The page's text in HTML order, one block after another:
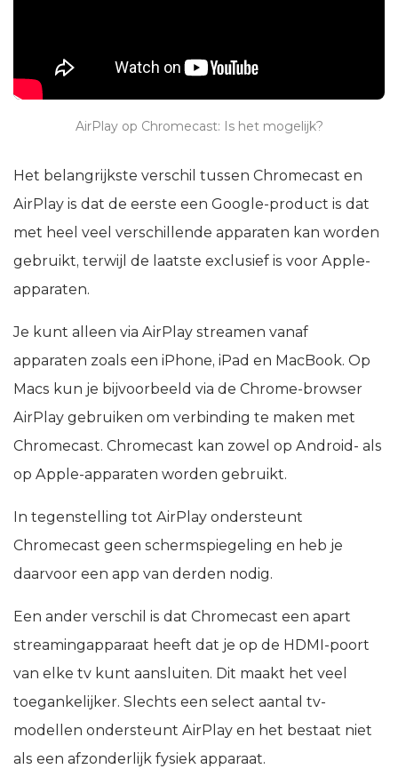
AirPlay op Chromecast: Is het mogelijk?
Het belangrijkste verschil tussen Chromecast en
AirPlay is dat de eerste een Google-product is dat
met heel veel verschillende apparaten kan worden
gebruikt, terwijl de laatste exclusief is voor Apple-
apparaten.
Je kunt alleen via AirPlay streamen vanaf
apparaten zoals een iPhone, iPad en MacBook. Op
Macs kun je bijvoorbeeld via de Chrome-browser
AirPlay gebruiken om verbinding te maken met
Chromecast. Chromecast kan zowel op Android- als
op Apple-apparaten worden gebruikt.
In tegenstelling tot AirPlay ondersteunt
Chromecast geen schermspiegeling en heb je
daarvoor een app van derden nodig.
Een ander verschil is dat Chromecast een apart
streamingapparaat heeft dat je op de HDMI-poort
van elke tv kunt aansluiten. Dit maakt het veel
toegankelijker. Slechts een select aantal tv-
modellen ondersteunt AirPlay en het bestaat niet
als een afzonderlijk fysiek apparaat.